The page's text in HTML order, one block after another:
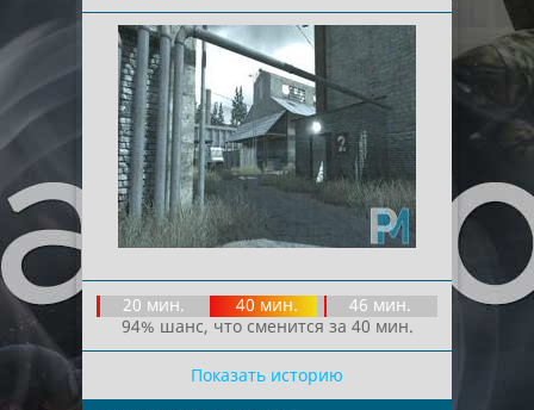
20 мин. 40 мин.
46 мин.
94% шанс, что сменится за 40 мин.
Показать историю